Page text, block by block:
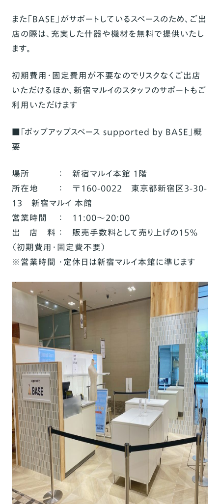
また「BASE」がサポートしているスペースのため、ご出
店の際は、充実した什器や機材を無料で提供いたし
ます。
初期費用・固定費用が不要なのでリスクなくご出店
いただけるほか、新宿マルイのスタッフのサポートもご
利用いただけます
■「ポップアップスペース supported by BASE」概
要
場所 ： 新宿マルイ本館 1階
所在地 ： 〒160-0022 東京都新宿区3-30-
13 新宿マルイ 本館
営業時間 ： 11:00〜20:00
出 店 料 ： 販売手数料として売り上げの15％
（初期費用・固定費不要）
※営業時間 ・定休日は新宿マルイ本館に準じます